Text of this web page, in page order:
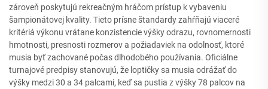
zároveň poskytujú rekreačným hráčom prístup k vybaveniu
šampionátovej kvality. Tieto prísne štandardy zahŕňajú viaceré
kritériá výkonu vrátane konzistencie výšky odrazu, rovnomernosti
hmotnosti, presnosti rozmerov a požiadaviek na odolnosť, ktoré
musia byť zachované počas dlhodobého používania. Oficiálne
turnajové predpisy stanovujú, že loptičky sa musia odrážať do
výšky medzi 30 a 34 palcami, keď sa pustia z výšky 78 palcov na